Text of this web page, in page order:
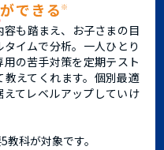
も踏まえ、お子さまの目
イムで分析。一人ひとり
の苦手対策を定期テスト
えてくれます。個別最適
てレベルアップしていけ
科が対象です。